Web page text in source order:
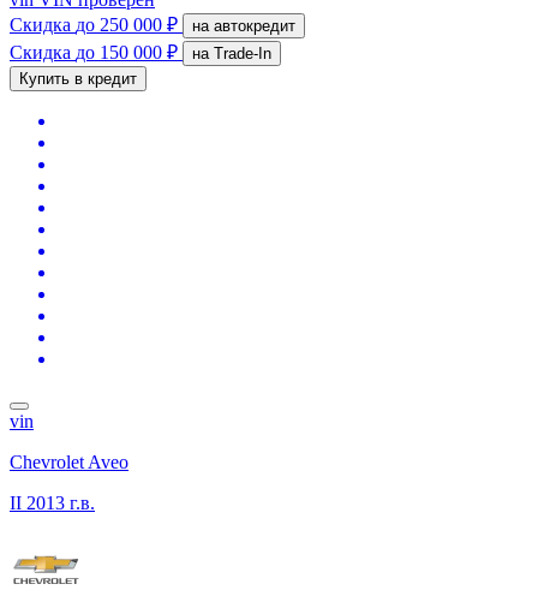
Скидка до 250 000 ₽ на автокредит
Скидка до 150 000 ₽
на Trade-In
Купить в кредит
vin
Chevrolet Aveo
II 2013 г.в.